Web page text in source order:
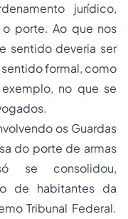
jurídico,
o porte. Ao que nos
sentido deveria ser
formal, como
no que se
os Guardas
do porte de armas
se consolidou,
de habitantes da
Tribunal Federal.